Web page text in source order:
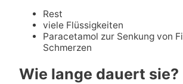
Rest
viele Flüssigkeiten
Paracetamol zur Senkung von
Schmerzen
Wie lange dauert sie?